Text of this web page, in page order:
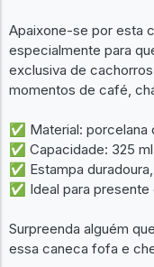
Apaixone-se por esta
especialmente para
exclusiva de
momentos de café,
✅ Material: porcelana
✅ Capacidade: 325 ml
✅ Estampa
✅ Ideal para presente
Surpreenda alguém
essa caneca fofa e